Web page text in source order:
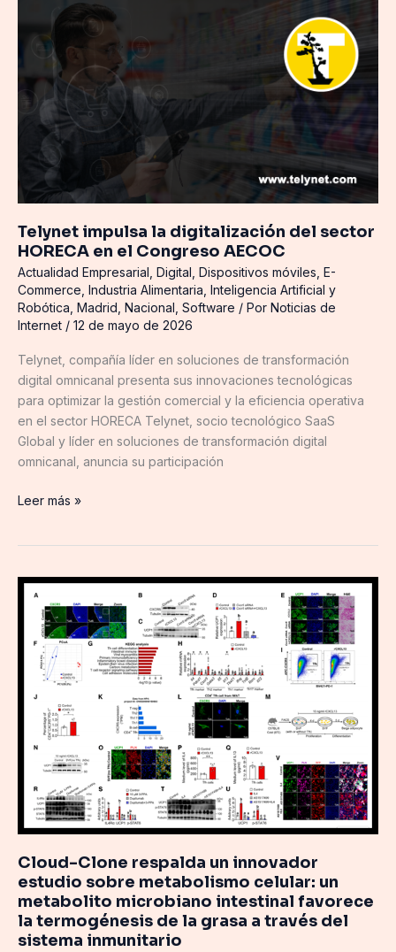
Telynet impulsa la digitalización del sector
HORECA en el Congreso AECOC
Actualidad Empresarial, Digital, Dispositivos móviles, E-
Commerce, Industria Alimentaria, Inteligencia Artificial y
Robótica, Madrid, Nacional, Software / Por Noticias de
Internet / 12 de mayo de 2026
Telynet, compañía líder en soluciones de transformación
digital omnicanal presenta sus innovaciones tecnológicas
para optimizar la gestión comercial y la eficiencia operativa
en el sector HORECA Telynet, socio tecnológico SaaS
Global y líder en soluciones de transformación digital
omnicanal, anuncia su participación
impulsa
digitalización
sector
HORECA
Congreso
AECOC
Leer más »
Cloud-Clone respalda un innovador
estudio sobre metabolismo celular: un
metabolito microbiano intestinal favorece
la termogénesis de la grasa a través del
sistema inmunitario
Cloud-
Clone
respalda
innovador
estudio
sobre
metabolismo
celular:
metabolito
microbiano
intestinal
la
termogénesis
de